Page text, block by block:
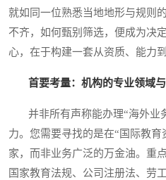
就如同一位熟悉当地地形与规则
不齐，如何甄别筛选，便成为决
心，在于构建一套从资质、能力
首要考量：机构的专业领域
并非所有声称能办理“海外业
力。您需要寻找的是在“国际教
家，而非业务广泛的万金油。重
国家教育法规、公司注册法、劳